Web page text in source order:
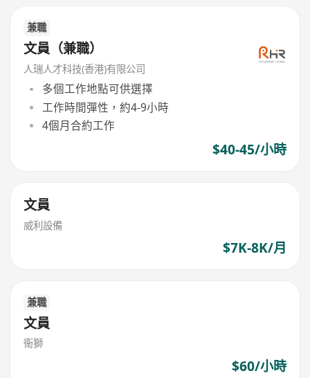
兼職
文員（兼職）
人瑞人才科技(香港)有限公司
多個工作地點可供選擇
工作時間彈性，約4-9小時
4個月合約工作
$40-45/小時
文員
威利設備
$7K-8K/月
兼職
文員
衞獅
$60/小時